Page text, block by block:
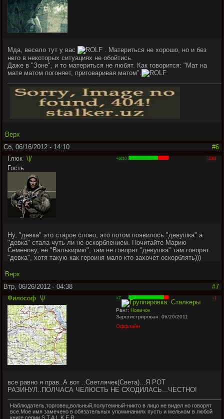
Мда, весело тут у вас
. Материться не хорошо, но и без
него в некоторых ситуациях не обойтись.
Даже в "Зоне", и то материться не любят. Как говорится: "Мат на
мате матом погоняет, приговаривая матом".
Верх
Сб, 06/16/2012 - 14:10
#6
Глюк \|/
Гость
+6210 -2361
Ну, "девка" это старое слово, это потом появилось "девушка" а
"девка" стала чуть ли не оскорблением. Почитайте Марию
Семёнову, её "Валькирию", там не говорят "девушка" там говорят
"девка", хотя такую как героиня мало кто захочет оскорблять)))
Верх
Втр, 06/26/2012 - 04:38
#7
Философ \|/ +7 -1
Ранг:Новичок
Зарегистрирован: 06/20/2011
Оффлайн
все равно я прав..А вот ..Светлячек(Света)...Я РОТ
РАЗИНУЛ..ПОЛЧАСА ЧЕЛЮСТЬ НЕ СХОДИЛАСЬ...ЧЕСТНО!
Наблюдатель,торговец,вольный,полутемный-никто в лицо не видел но говорят
все.Мое имя замечено в обязательных упоминаниях пусть и мельком в любой
книге серии S.T.A.L.K.E.R